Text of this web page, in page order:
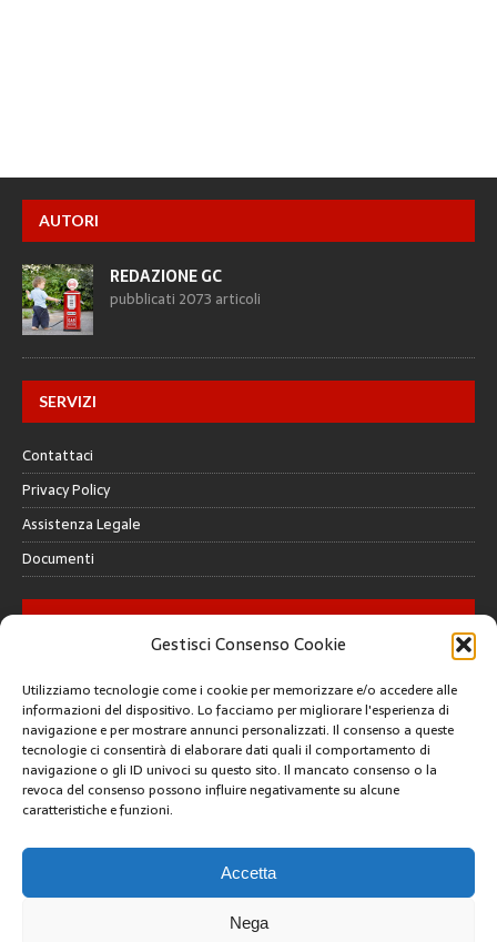
Gestisci Consenso Cookie
Utilizziamo tecnologie come i cookie per memorizzare e/o accedere alle
informazioni del dispositivo. Lo facciamo per migliorare l'esperienza di
navigazione e per mostrare annunci personalizzati. Il consenso a queste
tecnologie ci consentirà di elaborare dati quali il comportamento di
navigazione o gli ID univoci su questo sito. Il mancato consenso o la
revoca del consenso possono influire negativamente su alcune
caratteristiche e funzioni.
Accetta
Nega
AUTORI
REDAZIONE GC
pubblicati 2073 articoli
SERVIZI
Contattaci
Privacy Policy
Assistenza Legale
Documenti
GALLERY
CREATIVE COMMONS
Questa opera è concessa in licenza con i termini